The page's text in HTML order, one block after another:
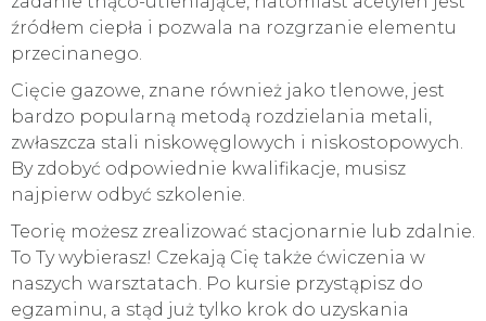
źródłem ciepła i pozwala na rozgrzanie elementu
przecinanego.
Cięcie gazowe, znane również jako tlenowe, jest
bardzo popularną metodą rozdzielania metali,
zwłaszcza stali niskowęglowych i niskostopowych.
By zdobyć odpowiednie kwalifikacje, musisz
najpierw odbyć szkolenie.
Teorię możesz zrealizować stacjonarnie lub zdalnie.
To Ty wybierasz! Czekają Cię także ćwiczenia w
naszych warsztatach. Po kursie przystąpisz do
egzaminu, a stąd już tylko krok do uzyskania